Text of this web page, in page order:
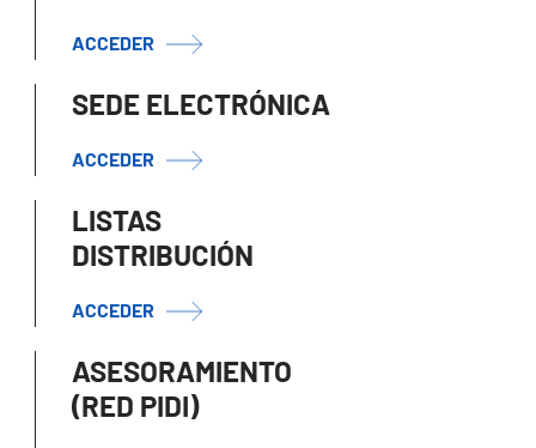
ACCEDER
SEDE ELECTRÓNICA
ACCEDER
LISTAS
DISTRIBUCIÓN
ACCEDER
ASESORAMIENTO
(RED PIDI)